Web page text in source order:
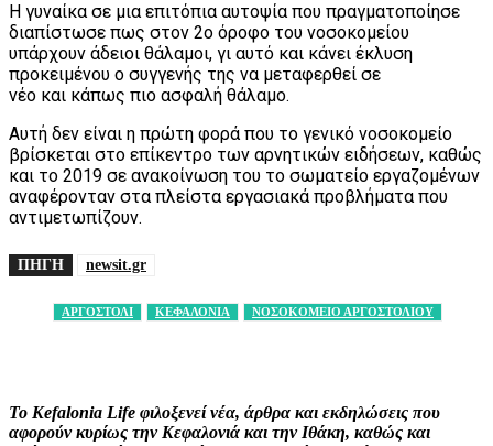
Η γυναίκα σε μια επιτόπια αυτοψία που πραγματοποίησε
διαπίστωσε πως στον 2ο όροφο του νοσοκομείου
υπάρχουν άδειοι θάλαμοι, γι αυτό και κάνει έκλυση
προκειμένου ο συγγενής της να μεταφερθεί σε
νέο και κάπως πιο ασφαλή θάλαμο.
Αυτή δεν είναι η πρώτη φορά που το γενικό νοσοκομείο
βρίσκεται στο επίκεντρο των αρνητικών ειδήσεων, καθώς
και το 2019 σε ανακοίνωση του το σωματείο εργαζομένων
αναφέρονταν στα πλείστα εργασιακά προβλήματα που
αντιμετωπίζουν.
ΠΗΓΗ newsit.gr
ΑΡΓΟΣΤΟΛΙ ΚΕΦΑΛΟΝΙΑ ΝΟΣΟΚΟΜΕΙΟ ΑΡΓΟΣΤΟΛΙΟΥ
Το Kefalonia Life φιλοξενεί νέα, άρθρα και εκδηλώσεις που
αφορούν κυρίως την Κεφαλονιά και την Ιθάκη, καθώς και